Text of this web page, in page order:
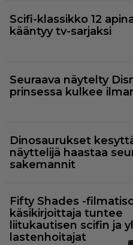
Scifi-klassikko 12
kääntyy tv-sarjaksi
Seuraava näytelty
prinsessa kulkee
Dinosaurukset
näyttelijä haastaa
sakemannit
Fifty Shades -
käsikirjoittaja tuntee
liitukautisen scifin ja
lastenhoitajat